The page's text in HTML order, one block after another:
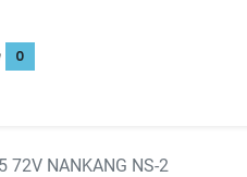
0
72V NANKANG NS-2